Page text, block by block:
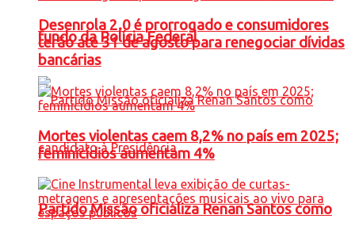
fundo da Polícia Federal
Partido Missão oficializa Renan Santos como
Desenrola 2.0 é prorrogado e consumidores
terão até 31 de agosto para renegociar dívidas
bancárias
Mortes violentas caem 8,2% no país em 2025;
feminicídios aumentam 4%